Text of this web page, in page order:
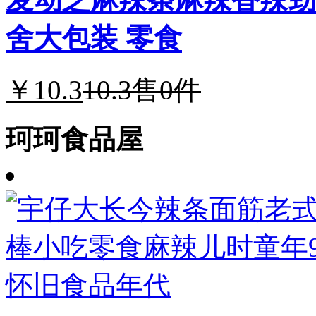
舍大包装 零食
￥10.310.3售0件
珂珂食品屋